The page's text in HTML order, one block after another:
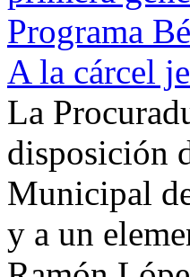
A la cárcel
La
disposición
Municipal
y a un